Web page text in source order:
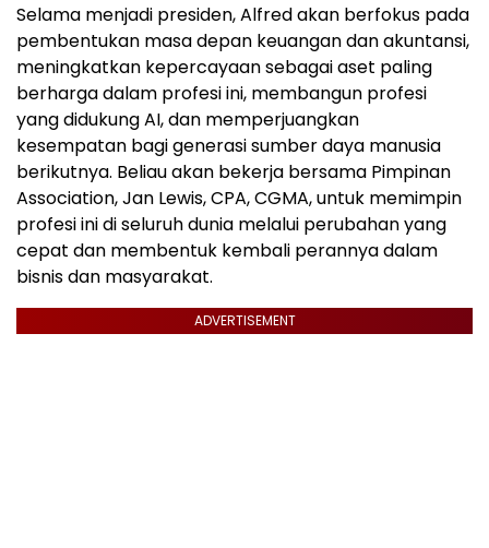
Selama menjadi presiden, Alfred akan berfokus pada
pembentukan masa depan keuangan dan akuntansi,
meningkatkan kepercayaan sebagai aset paling
berharga dalam profesi ini, membangun profesi
yang didukung AI, dan memperjuangkan
kesempatan bagi generasi sumber daya manusia
berikutnya. Beliau akan bekerja bersama Pimpinan
Association, Jan Lewis, CPA, CGMA, untuk memimpin
profesi ini di seluruh dunia melalui perubahan yang
cepat dan membentuk kembali perannya dalam
bisnis dan masyarakat.
ADVERTISEMENT